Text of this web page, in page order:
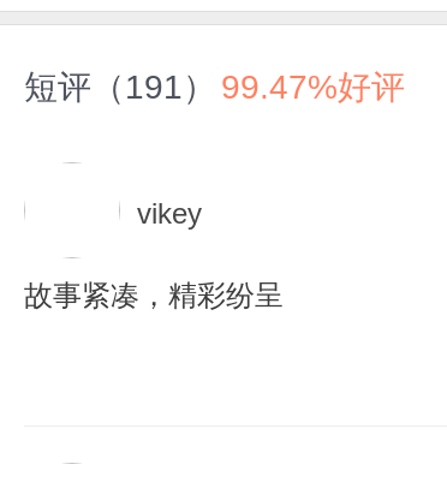
短评（191） 99.47%好评
vikey
故事紧凑，精彩纷呈